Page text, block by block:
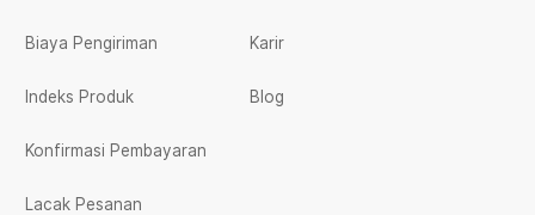
Biaya Pengiriman
Indeks Produk
Konfirmasi Pembayaran
Lacak Pesanan
Karir
Blog